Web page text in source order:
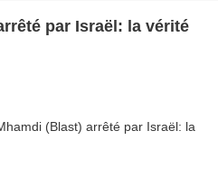
par Israël: la vérité